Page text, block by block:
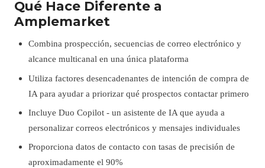
Qué Hace Diferente a
Amplemarket
Combina prospección, secuencias de correo electrónico y
alcance multicanal en una única plataforma
Utiliza factores desencadenantes de intención de compra de
IA para ayudar a priorizar qué prospectos contactar primero
Incluye Duo Copilot - un asistente de IA que ayuda a
personalizar correos electrónicos y mensajes individuales
Proporciona datos de contacto con tasas de precisión de
aproximadamente el 90%